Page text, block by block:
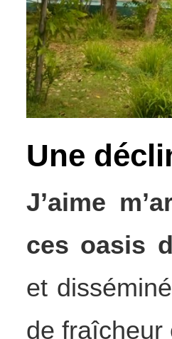
Une
J’aime
ces oasis
et
de fraîcheur